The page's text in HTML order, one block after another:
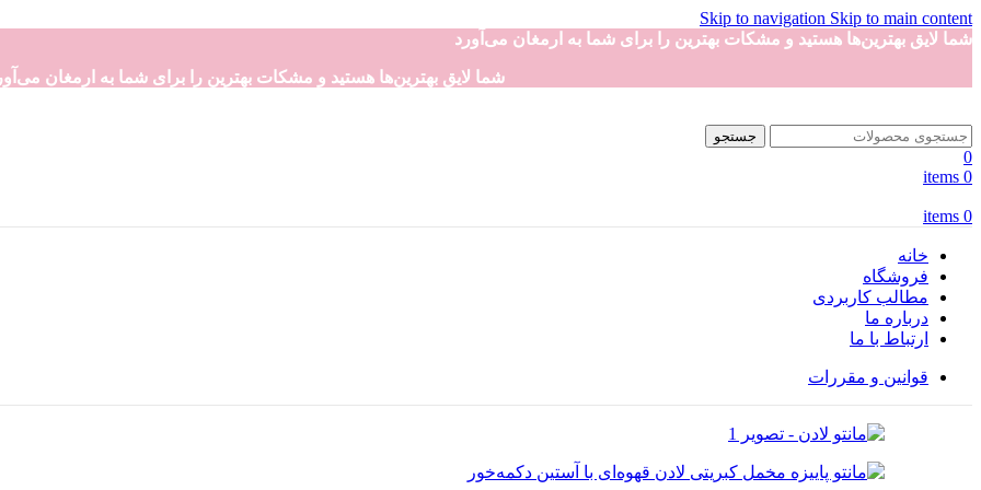
Skip to navigation Skip to main content
شما لایق بهترین‌ها هستید و مشکات بهترین را برای شما به ارمغان می‌آورد
شما لایق بهترین‌ها هستید و مشکات بهترین را برای شما به ارمغان
جستجو
0
0
items
0
items
خانه
فروشگاه
مطالب کاربردی
درباره ما
ارتباط با ما
قوانین و مقررات